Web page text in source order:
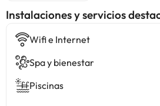
Instalaciones y servicios
Wifi e Internet
Spa y bienestar
Piscinas